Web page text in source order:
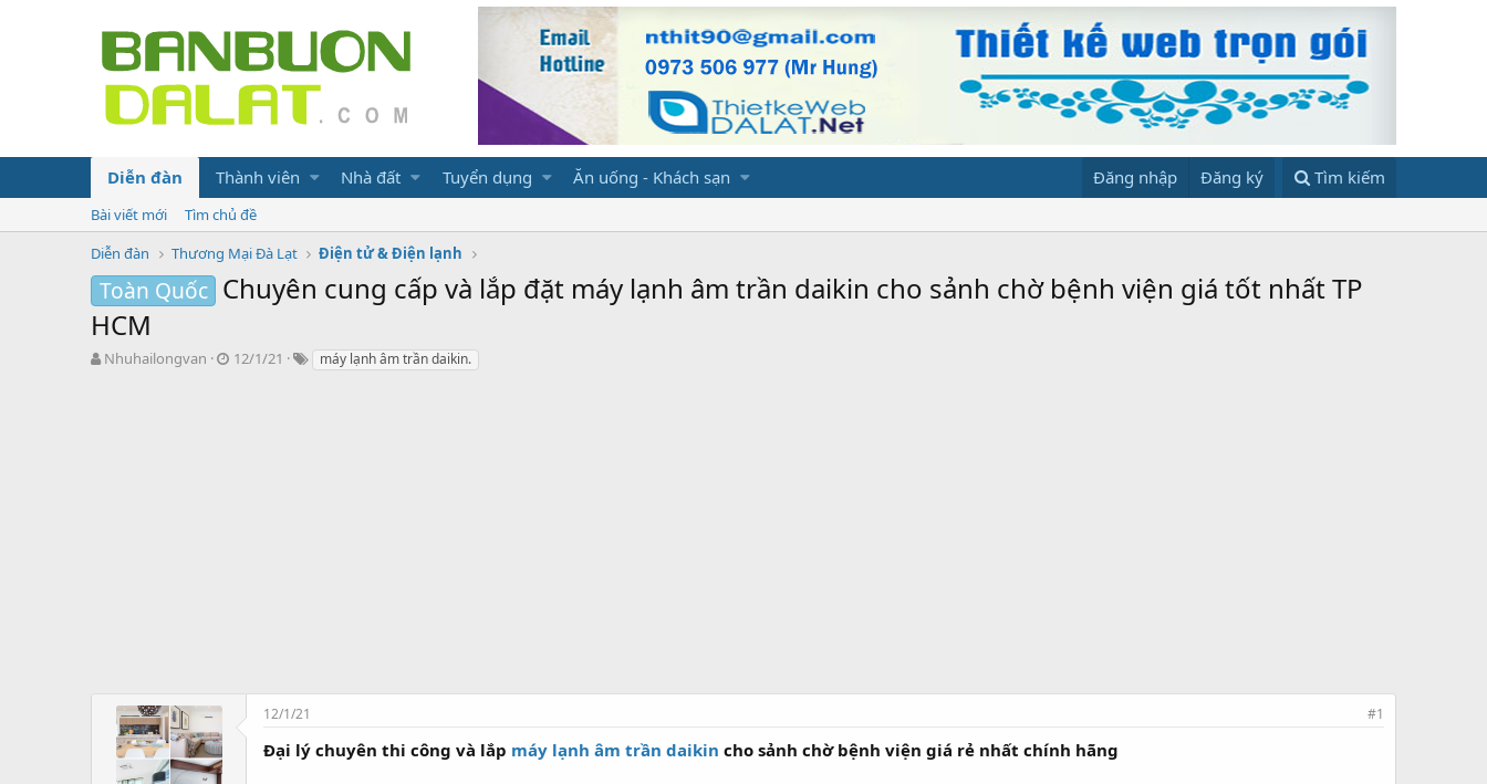
Diễn đàn Thành viên Nhà đất Tuyển dụng Ăn uống - Khách sạn Đăng nhập Đăng ký Tìm kiếm
Bài viết mới
Tìm chủ đề
Diễn đàn
Thương Mại Đà Lạt Điện tử & Điện lạnh
Toàn Quốc Chuyên cung cấp và lắp đặt máy lạnh âm trần daikin cho sảnh chờ bệnh viện giá tốt nhất TP
HCM
N
Nhuhailongvan
N
12/1/21
Tmáy lạnh âm trần daikin.
12/1/21 #1
Đại lý chuyên thi công và lắp máy lạnh âm trần daikin cho sảnh chờ bệnh viện giá rẻ nhất chính hãng